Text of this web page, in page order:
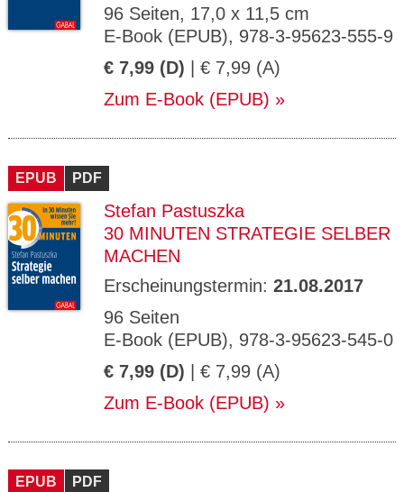
96 Seiten, 17,0 x 11,5 cm
E-Book (EPUB), 978-3-95623-555-9
€ 7,99 (D) | € 7,99 (A)
Zum E-Book (EPUB)
EPUB PDF
Stefan Pastuszka
30 MINUTEN STRATEGIE SELBER
MACHEN
Erscheinungstermin: 21.08.2017
96 Seiten
E-Book (EPUB), 978-3-95623-545-0
€ 7,99 (D) | € 7,99 (A)
Zum E-Book (EPUB)
EPUB PDF